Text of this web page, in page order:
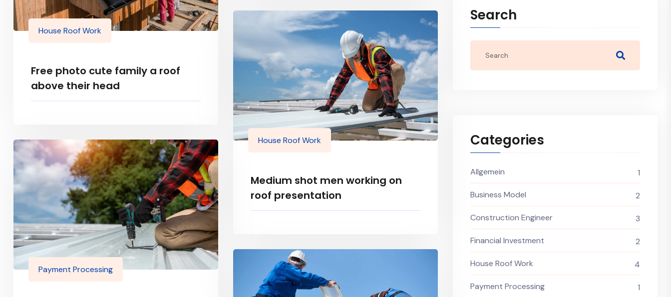
House Roof Work
Free photo cute family a roof
above their head
House Roof Work
Medium shot men working on
roof presentation
Payment Processing
Search
Categories
Allgemein 1
Business Model 2
Construction Engineer 3
Financial Investment 2
House Roof Work 4
Payment Processing 1